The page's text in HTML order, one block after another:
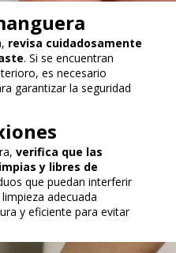
revisa cuidadosamente
. Si se encuentran
es necesario
garantizar la seguridad
verifica que las
y libres de
que puedan interferir
adecuada
y eficiente para evitar